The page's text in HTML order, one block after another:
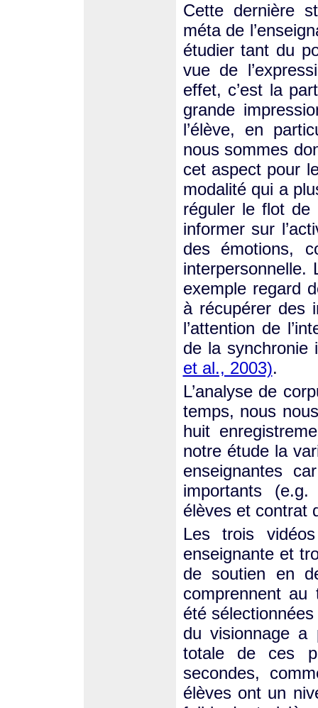
Cette dernière
méta de
étudier tant du
vue de
effet, c’est la
grande
l’élève, en
nous sommes
cet aspect pour
modalité qui a
réguler le flot de
informer sur
des émotions,
interpersonnelle.
exemple regard
à récupérer des
l’attention de
de la synchronie
et al., 2003).
L’analyse de
temps, nous
huit
notre étude la
enseignantes
importants
élèves et contrat
Les trois
enseignante et
de soutien en
comprennent
été
du visionnage a
totale de ces
secondes,
élèves ont un